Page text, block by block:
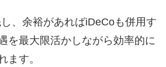
、余裕があればiDeCoも併用す
を最大限活かしながら効率的に
ます。